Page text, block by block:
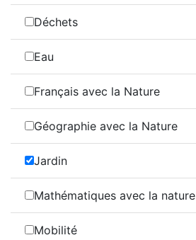
Déchets
Eau
Français avec la Nature
Géographie avec la Nature
Jardin
Mathématiques avec la nature
Mobilité